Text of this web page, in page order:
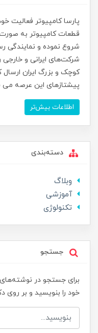
شروع نموده و
شرکت‌های ایرانی و خارجی
کوچک و بزرگ ایران ارسال
پیشتازهای این عرصه می
اطلاعات بیش‌تر
دسته‌بندی
وبلاگ
آموزشی
تکنولوژی
جستجو
برای جستجو در
خود را بنویسید و بر روی